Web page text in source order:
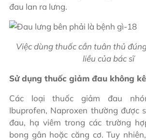
đau lan ra lưng.
Việc dùng thuốc cần tuân thủ
liều của bác sĩ
Sử dụng thuốc giảm đau không
Các loại thuốc giảm đau
Ibuprofen, Naproxen thường được
đau, hạ viêm trong các trường
bong gân hoặc căng cơ. Tuy